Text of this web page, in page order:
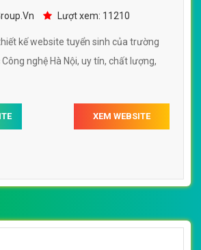
học Công nghệ Hà Nội
Lượt xem: 11210
kế website tuyển sinh của trường
nghệ Hà Nội, uy tín, chất lượng,
XEM WEBSITE